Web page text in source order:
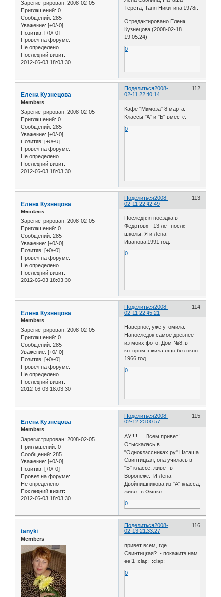
Зарегистрирован: 2008-02-05
Приглашений: 0
Сообщений: 285
Уважение: [+0/-0]
Позитив: [+0/-0]
Провел на форуме:
Не определено
Последний визит:
2012-06-03 18:03:30
Терета, Таня Никитина 1978г.
Отредактировано Елена
Кузнецова (2008-02-18
19:05:24)
0
Поделиться 112
2008-
02-11 22:40:14
Елена Кузнецова
Members
Зарегистрирован: 2008-02-05
Приглашений: 0
Сообщений: 285
Уважение: [+0/-0]
Позитив: [+0/-0]
Провел на форуме:
Не определено
Последний визит:
2012-06-03 18:03:30
Кафе "Мимоза" 8 марта.
Классы "А" и "Б" вместе.
0
Поделиться 113
2008-
02-11 22:42:49
Елена Кузнецова
Members
Зарегистрирован: 2008-02-05
Приглашений: 0
Сообщений: 285
Уважение: [+0/-0]
Позитив: [+0/-0]
Провел на форуме:
Не определено
Последний визит:
2012-06-03 18:03:30
Последняя поездка в
Федотово - 13 лет после
школы. Я и Лена
Иванова.1991 год.
0
Поделиться 114
2008-
02-11 22:45:21
Елена Кузнецова
Members
Зарегистрирован: 2008-02-05
Приглашений: 0
Сообщений: 285
Уважение: [+0/-0]
Позитив: [+0/-0]
Провел на форуме:
Не определено
Последний визит:
2012-06-03 18:03:30
Наверное, уже утомила.
Напоследок самое древнее
из моих фото. Дом №8, в
котором я жила ещё без окон.
1966 год.
0
Поделиться 115
2008-
02-12 23:00:57
Елена Кузнецова
Members
Зарегистрирован: 2008-02-05
Приглашений: 0
Сообщений: 285
Уважение: [+0/-0]
Позитив: [+0/-0]
Провел на форуме:
Не определено
Последний визит:
2012-06-03 18:03:30
АУ!!!! Всем привет!
Отыскалась в
"Одноклассниках.ру" Наташа
Свинтицкая, она училась в
"Б" классе, живёт в
Воронеже. И Лена
Двойнишникова из "А" класса,
живёт в Омске.
0
Поделиться 116
2008-
02-13 21:33:27
tanyki
Members
привет всем, где
Свинтицкая? - покажите нам
ее!1 :clap: :clap:
0